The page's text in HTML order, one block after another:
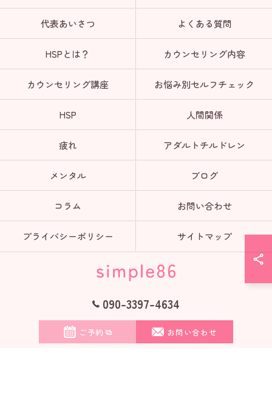
090-3397-4634
ご予約 お問い合わせ
代表あいさつ よくある質問
HSPとは？ カウンセリング内容
カウンセリング講座 お悩み別セルフチェック
HSP 人間関係
疲れ アダルトチルドレン
メンタル ブログ
コラム お問い合わせ
プライバシーポリシー サイトマップ
© 2026 オンラインのカウンセリングならsimple86 ALL RIGHTS RESERVED.